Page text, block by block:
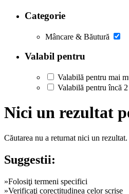
Categorie
Mâncare & Băutură
Valabil pentru
Valabilă pentru mai
Valabilă pentru încă
Nici un rezultat
Căutarea nu a returnat nici un
Suggestii:
»Folosiţi termeni specifici
»Verificaţi corectitudinea celor scrise